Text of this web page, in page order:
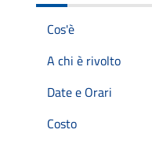
Cos'è
A chi è rivolto
Date e Orari
Costo